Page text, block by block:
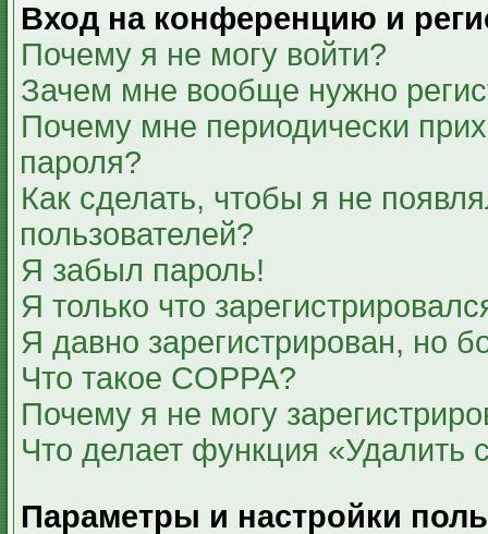
Вход на конференцию и
Почему я не могу войти?
Зачем мне вообще нужно
Почему мне периодически
пароля?
Как сделать, чтобы я не
пользователей?
Я забыл пароль!
Я только что
Я давно зарегистрирован, но
Что такое COPPA?
Почему я не могу
Что делает функция «Удалить
Параметры и настройки